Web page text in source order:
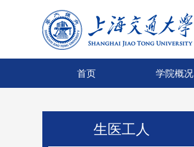
首页 学院概况
生医工人